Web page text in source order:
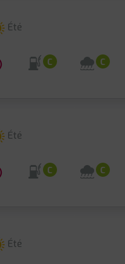
Été
C C
Été
C C
Été